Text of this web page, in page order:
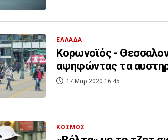
ΕΛΛΑΔΑ
Κορωνοϊός -
αψηφώντας τα
17 Μαρ 2020 16:45
ΚΟΣΜΟΣ